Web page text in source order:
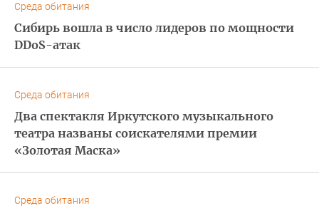
Среда обитания
Сибирь вошла в число лидеров по мощности
DDoS-атак
Среда обитания
Два спектакля Иркутского музыкального
театра названы соискателями премии
«Золотая Маска»
Среда обитания